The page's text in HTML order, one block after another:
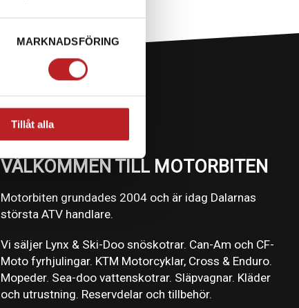
MARKNADSFÖRING
Tillåt alla
VÄLKOMMEN TILL MOTORBITEN
Motorbiten grundades 2004 och är idag Dalarnas
största ATV handlare.
Vi säljer Lynx & Ski-Doo snöskotrar. Can-Am och CF-
Moto fyrhjulingar. KTM Motorcyklar, Cross & Enduro.
Mopeder. Sea-doo vattenskotrar. Släpvagnar. Kläder
och utrustning. Reservdelar och tillbehör.